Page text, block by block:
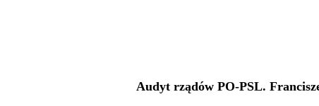
Audyt rządów PO-PSL.